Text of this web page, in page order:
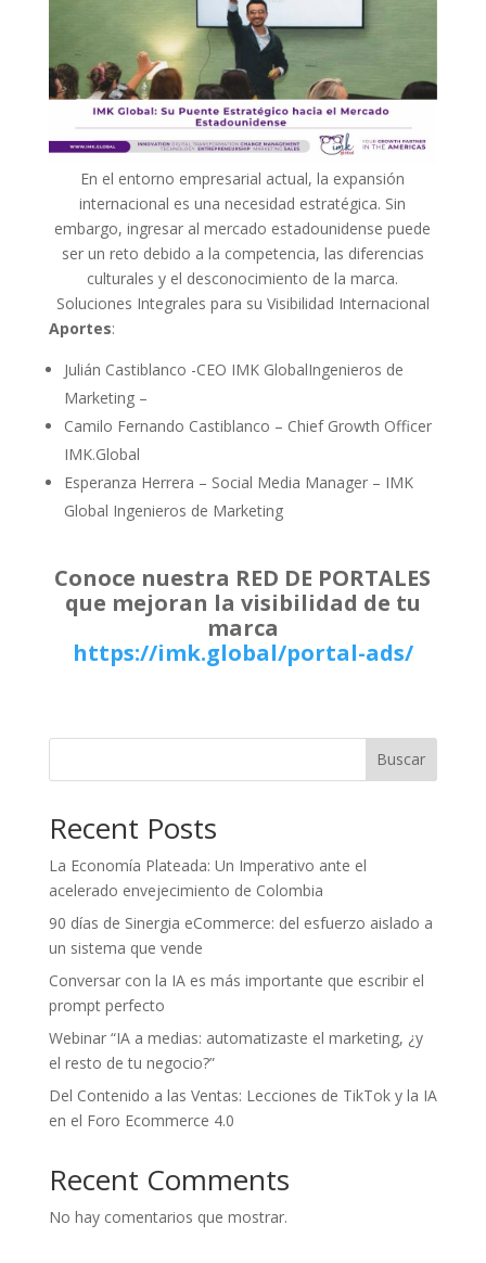
En el entorno empresarial actual, la expansión
internacional es una necesidad estratégica. Sin
embargo, ingresar al mercado estadounidense puede
ser un reto debido a la competencia, las diferencias
culturales y el desconocimiento de la marca.
Soluciones Integrales para su Visibilidad Internacional
Aportes:
Julián Castiblanco -CEO IMK GlobalIngenieros de
Marketing –
Camilo Fernando Castiblanco – Chief Growth Officer
IMK.Global
Esperanza Herrera – Social Media Manager – IMK
Global Ingenieros de Marketing
Conoce nuestra RED DE PORTALES
que mejoran la visibilidad de tu
marca
https://imk.global/portal-ads/
Buscar
Recent Posts
La Economía Plateada: Un Imperativo ante el
acelerado envejecimiento de Colombia
90 días de Sinergia eCommerce: del esfuerzo aislado a
un sistema que vende
Conversar con la IA es más importante que escribir el
prompt perfecto
Webinar “IA a medias: automatizaste el marketing, ¿y
el resto de tu negocio?”
Del Contenido a las Ventas: Lecciones de TikTok y la IA
en el Foro Ecommerce 4.0
Recent Comments
No hay comentarios que mostrar.